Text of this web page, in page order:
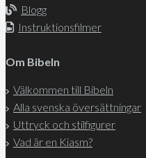
Blogg
Instruktionsfilmer
Om Bibeln
Välkommen till Bibeln
Alla svenska översättningar
Uttryck och stilfigurer
Vad är en Kiasm?